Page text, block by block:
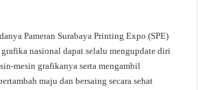
Pameran Surabaya Printing Expo (SPE)
nasional dapat selalu mengupdate diri
mesin grafikanya serta mengambil
maju dan bersaing secara sehat